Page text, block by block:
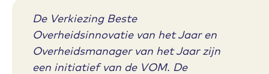
De Verkiezing Beste
Overheidsinnovatie van het Jaar en
Overheidsmanager van het Jaar zijn
een initiatief van de VOM. De